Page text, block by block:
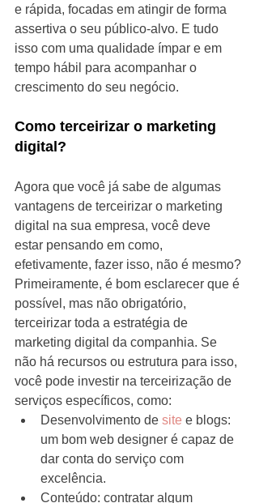
e rápida, focadas em atingir de forma
assertiva o seu público-alvo. E tudo
isso com uma qualidade ímpar e em
tempo hábil para acompanhar o
crescimento do seu negócio.
Como terceirizar o marketing
digital?
Agora que você já sabe de algumas
vantagens de terceirizar o marketing
digital na sua empresa, você deve
estar pensando em como,
efetivamente, fazer isso, não é mesmo?
Primeiramente, é bom esclarecer que é
possível, mas não obrigatório,
terceirizar toda a estratégia de
marketing digital da companhia. Se
não há recursos ou estrutura para isso,
você pode investir na terceirização de
serviços específicos, como:
Desenvolvimento de site e blogs:
um bom web designer é capaz de
dar conta do serviço com
excelência.
Conteúdo: contratar algum